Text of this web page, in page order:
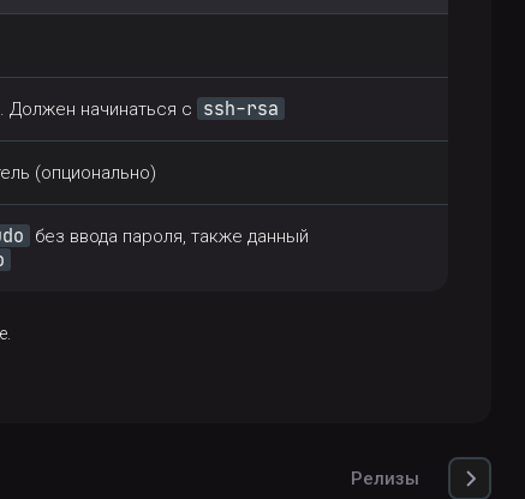
Должен начинаться с ssh-rsa
(опционально)
без ввода пароля, также данный
Релизы